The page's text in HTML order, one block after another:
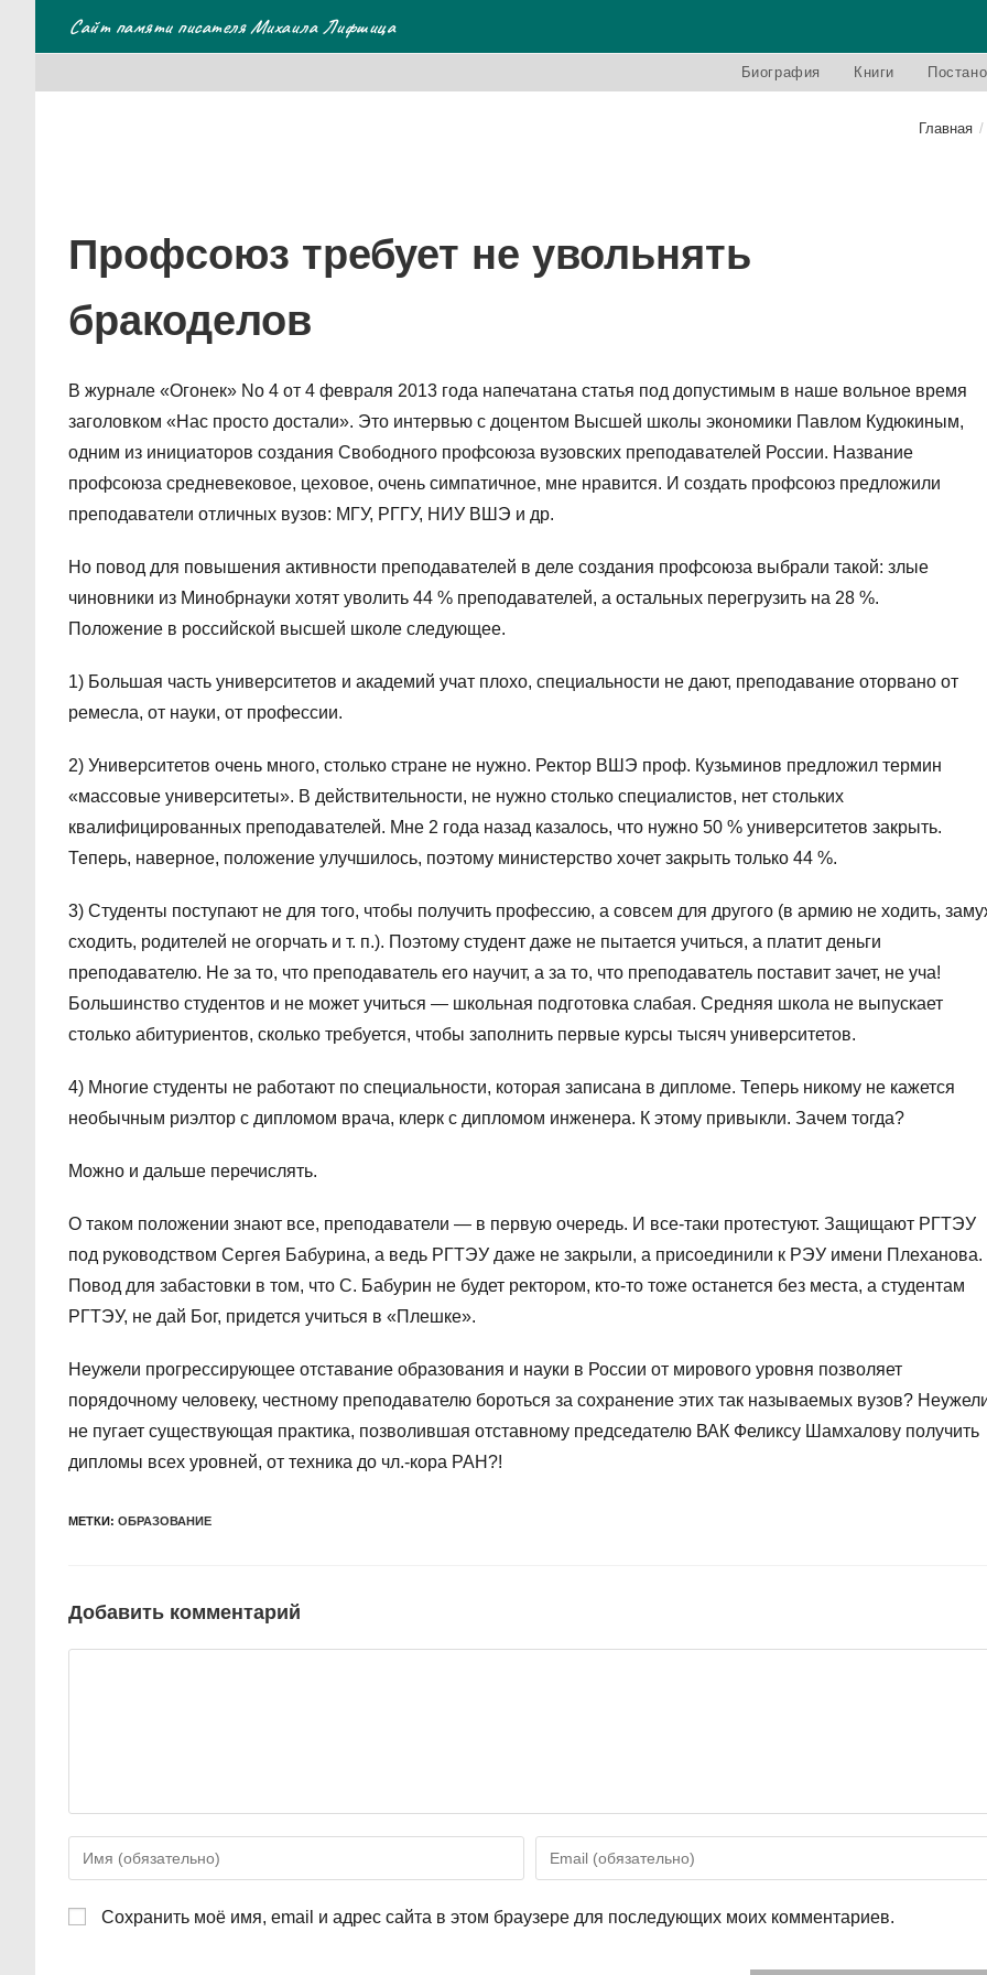
Сайт памяти писателя Михаила Лифшица
Биография Книги
Главная /
Профсоюз требует не увольнять
бракоделов
В журнале «Огонек» No 4 от 4 февраля 2013 года напечатана статья под допустимым в наше вольное время
заголовком «Нас просто достали». Это интервью с доцентом Высшей школы экономики Павлом Кудюкиным,
одним из инициаторов создания Свободного профсоюза вузовских преподавателей России. Название
профсоюза средневековое, цеховое, очень симпатичное, мне нравится. И создать профсоюз предложили
преподаватели отличных вузов: МГУ, РГГУ, НИУ ВШЭ и др.
Но повод для повышения активности преподавателей в деле создания профсоюза выбрали такой: злые
чиновники из Минобрнауки хотят уволить 44 % преподавателей, а остальных перегрузить на 28 %.
Положение в российской высшей школе следующее.
1) Большая часть университетов и академий учат плохо, специальности не дают, преподавание оторвано от
ремесла, от науки, от профессии.
2) Университетов очень много, столько стране не нужно. Ректор ВШЭ проф. Кузьминов предложил термин
«массовые университеты». В действительности, не нужно столько специалистов, нет стольких
квалифицированных преподавателей. Мне 2 года назад казалось, что нужно 50 % университетов закрыть.
Теперь, наверное, положение улучшилось, поэтому министерство хочет закрыть только 44 %.
3) Студенты поступают не для того, чтобы получить профессию, а совсем для другого (в армию не ходить,
сходить, родителей не огорчать и т. п.). Поэтому студент даже не пытается учиться, а платит деньги
преподавателю. Не за то, что преподаватель его научит, а за то, что преподаватель поставит зачет, не уча!
Большинство студентов и не может учиться — школьная подготовка слабая. Средняя школа не выпускает
столько абитуриентов, сколько требуется, чтобы заполнить первые курсы тысяч университетов.
4) Многие студенты не работают по специальности, которая записана в дипломе. Теперь никому не кажется
необычным риэлтор с дипломом врача, клерк с дипломом инженера. К этому привыкли. Зачем тогда?
Можно и дальше перечислять.
О таком положении знают все, преподаватели — в первую очередь. И все-таки протестуют. Защищают РГТЭУ
под руководством Сергея Бабурина, а ведь РГТЭУ даже не закрыли, а присоединили к РЭУ имени Плеханова.
Повод для забастовки в том, что С. Бабурин не будет ректором, кто-то тоже останется без места, а студентам
РГТЭУ, не дай Бог, придется учиться в «Плешке».
Неужели прогрессирующее отставание образования и науки в России от мирового уровня позволяет
порядочному человеку, честному преподавателю бороться за сохранение этих так называемых вузов?
не пугает существующая практика, позволившая отставному председателю ВАК Феликсу Шамхалову получить
дипломы всех уровней, от техника до чл.-кора РАН?!
МЕТКИ: ОБРАЗОВАНИЕ
Добавить комментарий
свое
или
свой
адрес,
Сохранить моё имя, email и адрес сайта в этом браузере для последующих моих комментариев.